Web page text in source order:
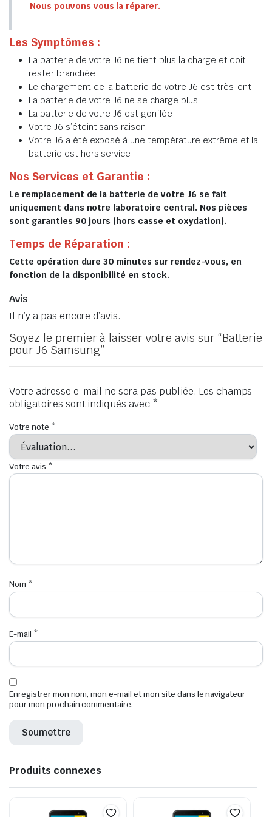
Nous pouvons vous la réparer.
Les Symptômes :
La batterie de votre J6 ne tient plus la charge et doit
rester branchée
Le chargement de la batterie de votre J6 est très lent
La batterie de votre J6 ne se charge plus
La batterie de votre J6 est gonflée
Votre J6 s’éteint sans raison
Votre J6 a été exposé à une température extrême et la
batterie est hors service
Nos Services et Garantie :
Le remplacement de la batterie de votre J6 se fait
uniquement dans notre laboratoire central. Nos pièces
sont garanties 90 jours (hors casse et oxydation).
Temps de Réparation :
Cette opération dure 30 minutes sur rendez-vous, en
fonction de la disponibilité en stock.
Avis
Il n’y a pas encore d’avis.
Soyez le premier à laisser votre avis sur “Batterie
pour J6 Samsung”
Votre adresse e-mail ne sera pas publiée. Les champs
obligatoires sont indiqués avec *
Votre note *
Votre avis *
Nom *
E-mail *
Enregistrer mon nom, mon e-mail et mon site dans le navigateur
pour mon prochain commentaire.
Produits connexes